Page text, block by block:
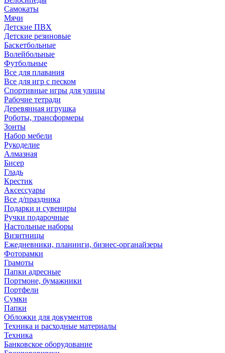
Самокаты
Мячи
Детские ПВХ
Детские резиновые
Баскетбольные
Волейбольные
Футбольные
Все для плавания
Все для игр с песком
Спортивные игры для улицы
Рабочие тетради
Деревянная игрушка
Роботы, трансформеры
Зонты
Набор мебели
Рукоделие
Алмазная
Бисер
Гладь
Крестик
Аксессуары
Все д/праздника
Подарки и сувениры
Ручки подарочные
Настольные наборы
Визитницы
Ежедневники, планинги, бизнес-органайзеры
Фоторамки
Грамоты
Папки адресные
Портмоне, бумажники
Портфели
Сумки
Папки
Обложки для документов
Техника и расходные материалы
Техника
Банковское оборудование